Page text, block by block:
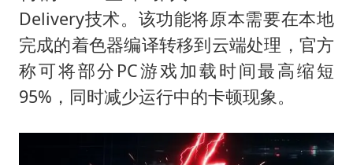
郑丽文：台湾从来没有“独立”过
实时追踪台风白海豚
媒体：“内容由AI生成”不是免责盾牌
Delivery技术。该功能将原本需要在本地
完成的着色器编译转移到云端处理，官方
称可将部分PC游戏加载时间最高缩短
95%，同时减少运行中的卡顿现象。